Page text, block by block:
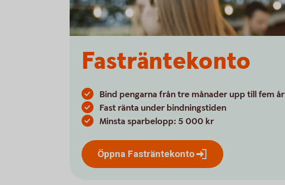
Fasträntekonto
Bind pengarna från tre månader upp till fem år
Fast ränta under bindningstiden
Minsta sparbelopp: 5 000 kr
Öppna Fasträntekonto